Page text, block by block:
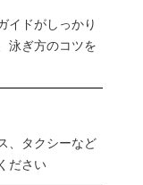
イドがしっかり
泳ぎ方のコツを
、タクシーなど
ださい